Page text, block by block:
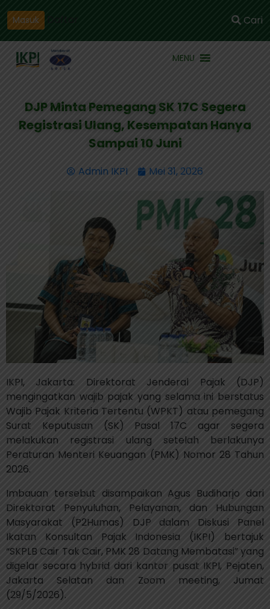
Masuk Cari
MENU
DJP Minta Pemegang SK 17C Segera
Registrasi Ulang, Kesempatan Hanya
Sampai 10 Juni
Admin IKPI Mei 31, 2026
IKPI, Jakarta: Direktorat Jenderal Pajak (DJP)
mengingatkan wajib pajak yang selama ini berstatus
Wajib Pajak Kriteria Tertentu (WPKT) atau pemegang
Surat Keputusan (SK) Pasal 17C agar segera
melakukan registrasi ulang setelah berlakunya
Peraturan Menteri Keuangan (PMK) Nomor 28 Tahun
2026.
Imbauan tersebut disampaikan Agus Budiharjo dari
Direktorat Penyuluhan, Pelayanan, dan Hubungan
Masyarakat (P2Humas) DJP dalam Diskusi Panel
Ikatan Konsultan Pajak Indonesia (IKPI) bertajuk
“SKPLB Cair Tak Cair, PMK 28 Datang Membatasi”yang
digelar secara hybrid dari kantor pusat IKPI, Pejaten,
Jakarta Selatan dan Zoom meeting, Jumat
(29/5/2026).